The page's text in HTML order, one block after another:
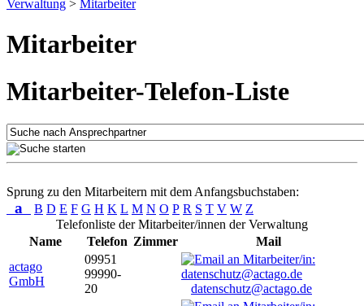
Verwaltung > Mitarbeiter
Mitarbeiter
Mitarbeiter-Telefon-Liste
Sprung zu den Mitarbeitern mit dem Anfangsbuchstaben:
a B D E F G H K L M N O P R S T V W Z
Telefonliste der Mitarbeiter/innen der Verwaltung
Name
Telefon Zimmer
Mail
actago
GmbH
09951
99990-
20
datenschutz@actago.de